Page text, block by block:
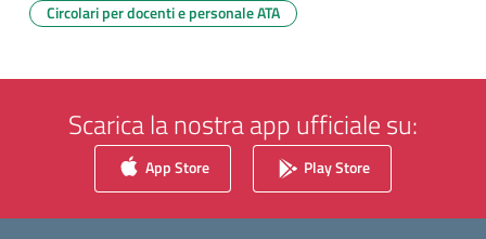
Circolari per docenti e personale ATA
Scarica la nostra app ufficiale su:
App Store Play Store